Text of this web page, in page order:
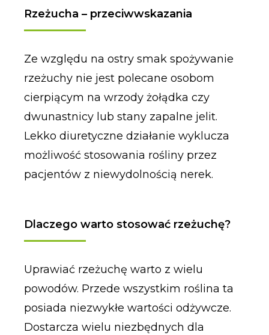
Rzeżucha – przeciwwskazania
Ze względu na ostry smak spożywanie
rzeżuchy nie jest polecane osobom
cierpiącym na wrzody żołądka czy
dwunastnicy lub stany zapalne jelit.
Lekko diuretyczne działanie wyklucza
możliwość stosowania rośliny przez
pacjentów z niewydolnością nerek.
Dlaczego warto stosować rzeżuchę?
Uprawiać rzeżuchę warto z wielu
powodów. Przede wszystkim roślina ta
posiada niezwykłe wartości odżywcze.
Dostarcza wielu niezbędnych dla